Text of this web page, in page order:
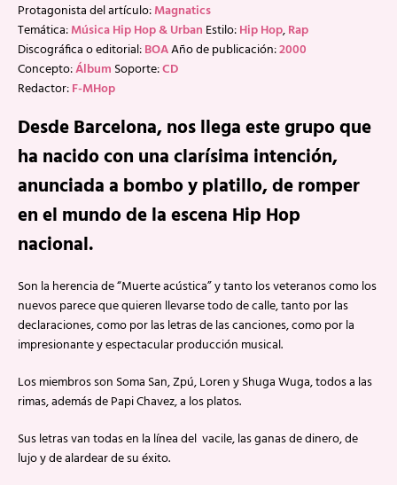
Protagonista del artículo:Magnatics
Temática:Música Hip Hop & Urban Estilo:Hip Hop,Rap
Discográfica o editorial:BOAAño de publicación:2000
Concepto:Álbum Soporte:CD
Redactor:F-MHop
Desde Barcelona, nos llega este grupo que
ha nacido con una clarísima intención,
anunciada a bombo y platillo, de romper
en el mundo de la escena Hip Hop
nacional.
Son la herencia de “Muerte acústica” y tanto los veteranos como los
nuevos parece que quieren llevarse todo de calle, tanto por las
declaraciones, como por las letras de las canciones, como por la
impresionante y espectacular producción musical.
Los miembros son Soma San, Zpú, Loren y Shuga Wuga, todos a las
rimas, además de Papi Chavez, a los platos.
Sus letras van todas en la línea del vacile, las ganas de dinero, de
lujo y de alardear de su éxito.